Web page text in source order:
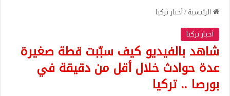
الرئيسية/أخبار تركيا
أخبار تركيا
شاهد بالفيديو كيف سبّبت قطة صغيرة
عدة حوادث خلال أقل من دقيقة في
بورصا .. تركيا